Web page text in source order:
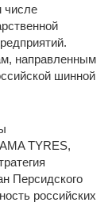
числе
направленным
шинной
TYRES,
Персидского
российских